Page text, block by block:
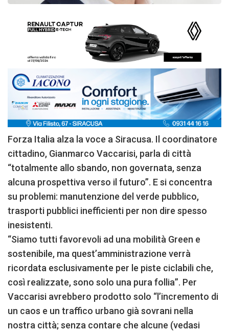
Forza Italia alza la voce a Siracusa. Il coordinatore
cittadino, Gianmarco Vaccarisi, parla di città
“totalmente allo sbando, non governata, senza
alcuna prospettiva verso il futuro”. E si concentra
su problemi: manutenzione del verde pubblico,
trasporti pubblici inefficienti per non dire spesso
inesistenti.
“Siamo tutti favorevoli ad una mobilità Green e
sostenibile, ma quest’amministrazione verrà
ricordata esclusivamente per le piste ciclabili che,
così realizzate, sono solo una pura follia”. Per
Vaccarisi avrebbero prodotto solo “l’incremento di
un caos e un traffico urbano già sovrani nella
nostra città; senza contare che alcune (vedasi